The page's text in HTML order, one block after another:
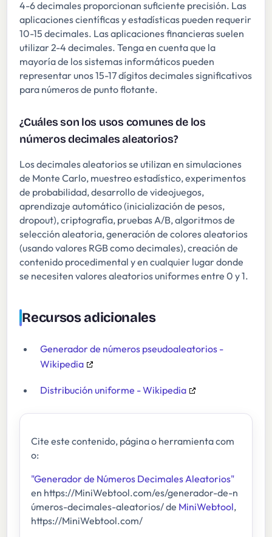
4-6 decimales proporcionan suficiente precisión. Las
aplicaciones científicas y estadísticas pueden requerir
10-15 decimales. Las aplicaciones financieras suelen
utilizar 2-4 decimales. Tenga en cuenta que la
mayoría de los sistemas informáticos pueden
representar unos 15-17 dígitos decimales significativos
para números de punto flotante.
¿Cuáles son los usos comunes de los
números decimales aleatorios?
Los decimales aleatorios se utilizan en simulaciones
de Monte Carlo, muestreo estadístico, experimentos
de probabilidad, desarrollo de videojuegos,
aprendizaje automático (inicialización de pesos,
dropout), criptografía, pruebas A/B, algoritmos de
selección aleatoria, generación de colores aleatorios
(usando valores RGB como decimales), creación de
contenido procedimental y en cualquier lugar donde
se necesiten valores aleatorios uniformes entre 0 y 1.
Recursos adicionales
Generador de números pseudoaleatorios -
Wikipedia
Distribución uniforme - Wikipedia
Cite este contenido, página o herramienta com
o:
"Generador de Números Decimales Aleatorios"
en https://MiniWebtool.com/es/generador-de-n
úmeros-decimales-aleatorios/ de MiniWebtool,
https://MiniWebtool.com/